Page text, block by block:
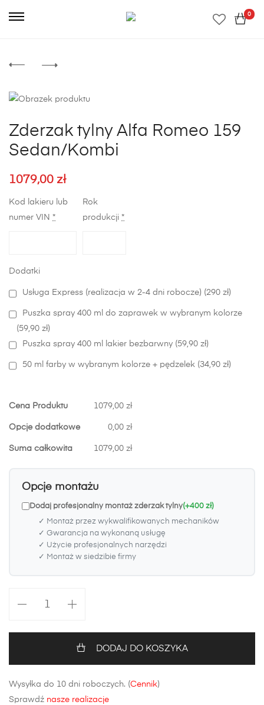
0
Zderzak tylny Alfa Romeo 159
Sedan/Kombi
1079,00 zł
Kod lakieru lub
numer VIN *
Rok
produkcji *
Dodatki
Usługa Express (realizacja w 2-4 dni robocze) (290 zł)
Puszka spray 400 ml do zaprawek w wybranym kolorze
(59,90 zł)
Puszka spray 400 ml lakier bezbarwny (59,90 zł)
50 ml farby w wybranym kolorze + pędzelek (34,90 zł)
Cena Produktu 1079,00 zł
Opcje dodatkowe 0,00 zł
Suma całkowita 1079,00 zł
Opcje montażu
Dodaj profesjonalny montaż zderzak tylny(+400 zł)
✓ Montaż przez wykwalifikowanych mechaników
✓ Gwarancja na wykonaną usługę
✓ Użycie profesjonalnych narzędzi
✓ Montaż w siedzibie firmy
Sedan/Kombi
DODAJ DO KOSZYKA
Wysyłka do 10 dni roboczych. (Cennik)
Sprawdź nasze realizacje